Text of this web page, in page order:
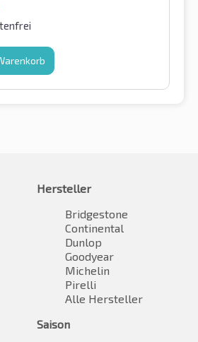
Hersteller
Bridgestone
Continental
Dunlop
Goodyear
Michelin
Pirelli
Alle Hersteller
Saison